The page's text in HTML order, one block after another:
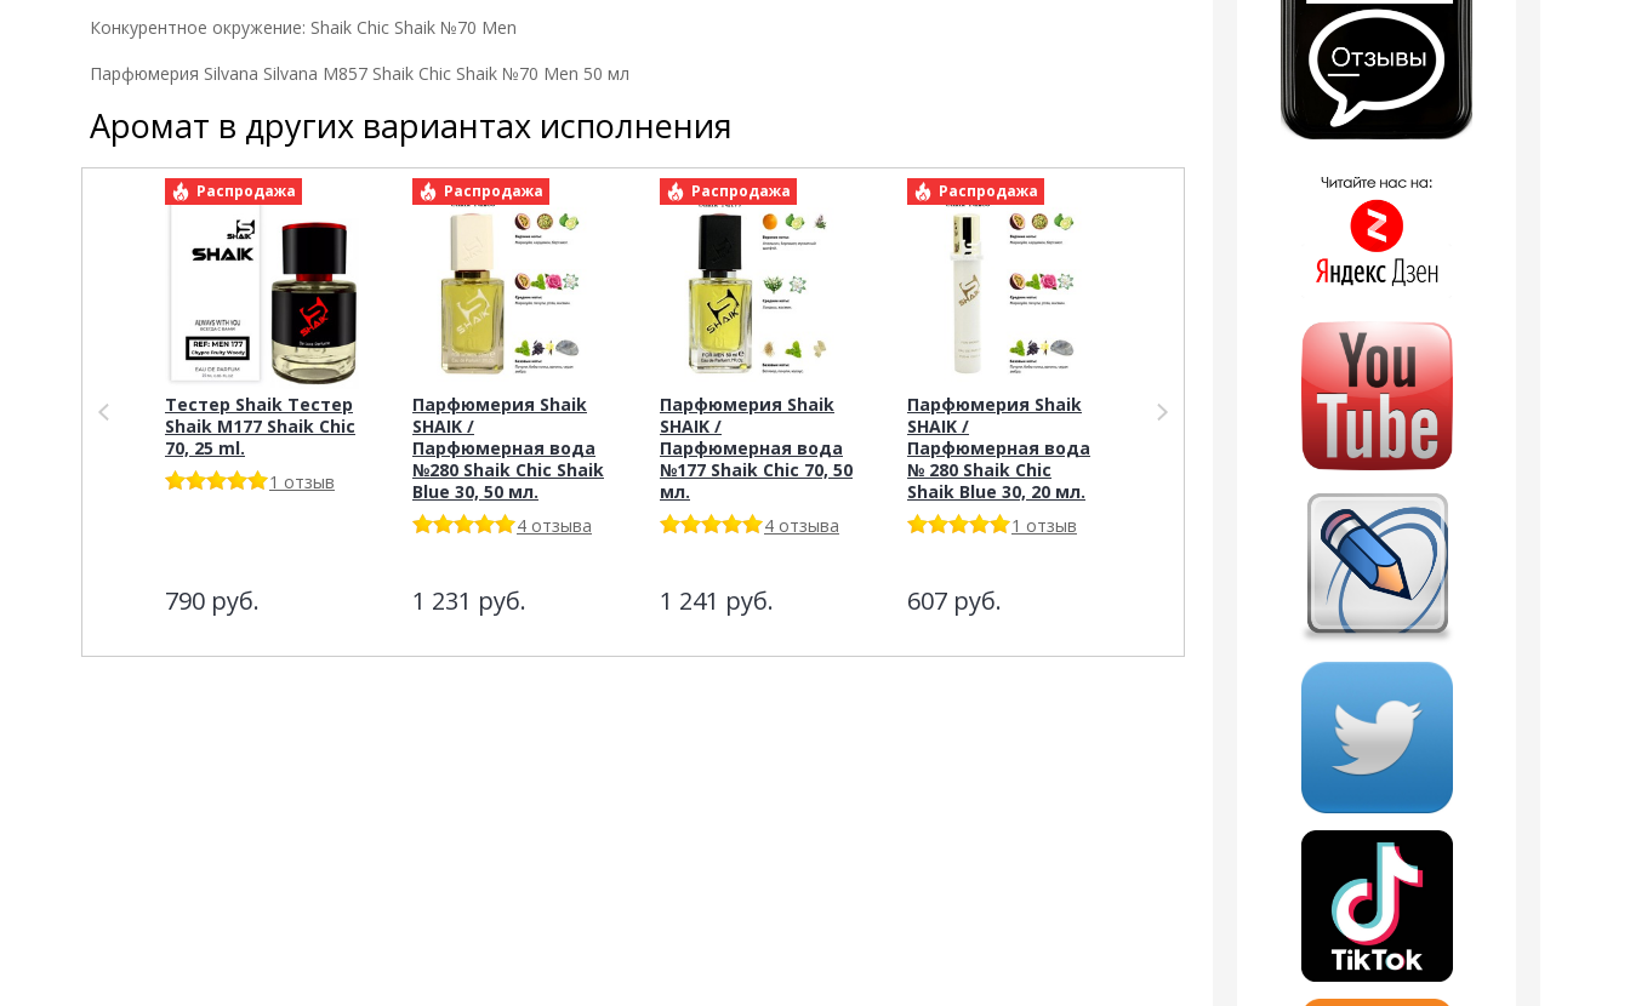
Конкурентное окружение: Shaik Chic Shaik №70 Men
Парфюмерия Silvana Silvana M857 Shaik Chic Shaik №70 Men 50 мл
Аромат в других вариантах исполнения
Распродажа
Тестер Shaik Тестер
Shaik M177 Shaik Chic
70, 25 ml.
1 отзыв
790 руб.
Распродажа
Парфюмерия Shaik
SHAIK /
Парфюмерная вода
№280 Shaik Chic Shaik
Blue 30, 50 мл.
4 отзыва
1 231 руб.
Распродажа
Парфюмерия Shaik
SHAIK /
Парфюмерная вода
№177 Shaik Chic 70, 50
мл.
4 отзыва
1 241 руб.
Распродажа
Парфюмерия Shaik
SHAIK /
Парфюмерная вода
№ 280 Shaik Chic
Shaik Blue 30, 20 мл.
1 отзыв
607 руб.
Парфюмерия Shaik
SHAIK /
Парфюмерная вода
SHAIK BLUE №70 FOR
1 отзыв
Парфюмерия Shaik
SHAIK /
Парфюмерная вода
№177 Shaik Chic 70, 10
мл
380